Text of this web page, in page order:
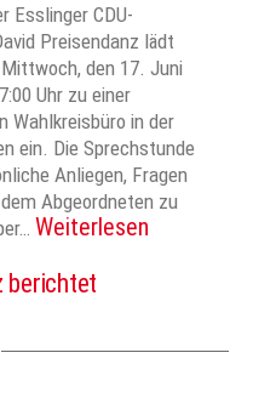
Esslinger CDU-
Preisendanz lädt
den 17. Juni
Uhr zu einer
Wahlkreisbüro in der
ein. Die Sprechstunde
Anliegen, Fragen
Abgeordneten zu
Weiterlesen
berichtet